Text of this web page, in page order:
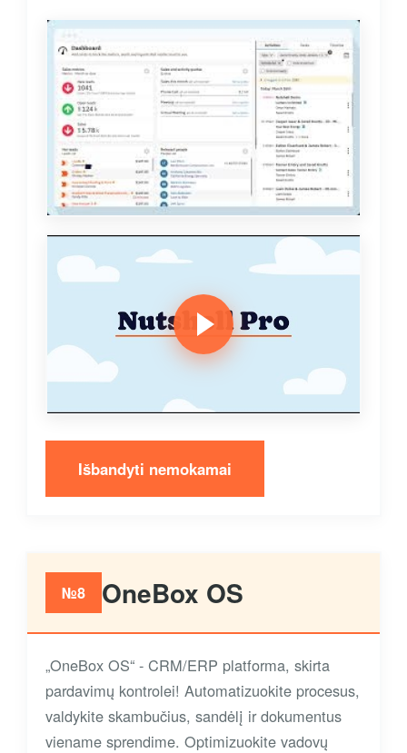
Išbandyti nemokamai
№8 OneBox OS
„OneBox OS“ - CRM/ERP platforma, skirta
pardavimų kontrolei! Automatizuokite procesus,
valdykite skambučius, sandėlį ir dokumentus
viename sprendime. Optimizuokite vadovų